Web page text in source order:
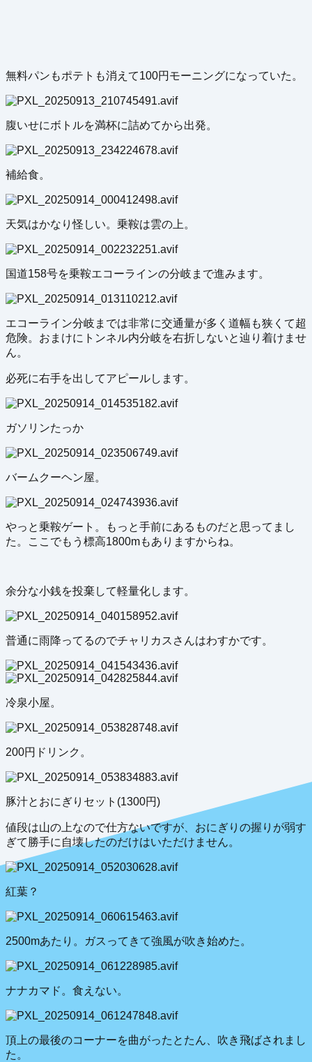
無料パンもポテトも消えて100円モーニングになっていた。
腹いせにボトルを満杯に詰めてから出発。
補給食。
天気はかなり怪しい。乗鞍は雲の上。
国道158号を乗鞍エコーラインの分岐まで進みます。
エコーライン分岐までは非常に交通量が多く道幅も狭くて超
危険。おまけにトンネル内分岐を右折しないと辿り着けませ
ん。
必死に右手を出してアピールします。
ガソリンたっか
バームクーヘン屋。
やっと乗鞍ゲート。もっと手前にあるものだと思ってまし
た。ここでもう標高1800mもありますからね。
余分な小銭を投棄して軽量化します。
普通に雨降ってるのでチャリカスさんはわすかです。
冷泉小屋。
200円ドリンク。
豚汁とおにぎりセット(1300円)
値段は山の上なので仕方ないですが、おにぎりの握りが弱す
ぎて勝手に自壊したのだけはいただけません。
紅葉？
2500mあたり。ガスってきて強風が吹き始めた。
ナナカマド。食えない。
頂上の最後のコーナーを曲がったとたん、吹き飛ばされまし
た。